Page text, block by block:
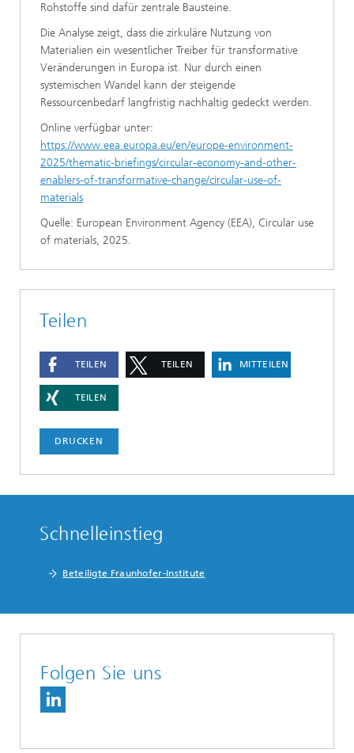
Rohstoffe sind dafür zentrale Bausteine.
Die Analyse zeigt, dass die zirkuläre Nutzung von
Materialien ein wesentlicher Treiber für transformative
Veränderungen in Europa ist. Nur durch einen
systemischen Wandel kann der steigende
Ressourcenbedarf langfristig nachhaltig gedeckt werden.
Online verfügbar unter:
https://www.eea.europa.eu/en/europe-environment-
2025/thematic-briefings/circular-economy-and-other-
enablers-of-transformative-change/circular-use-of-
materials
Quelle: European Environment Agency (EEA), Circular use
of materials, 2025.
Teilen
TEILEN TEILEN MITTEILEN
TEILEN
DRUCKEN
Schnelleinstieg
Beteiligte Fraunhofer-Institute
Folgen Sie uns